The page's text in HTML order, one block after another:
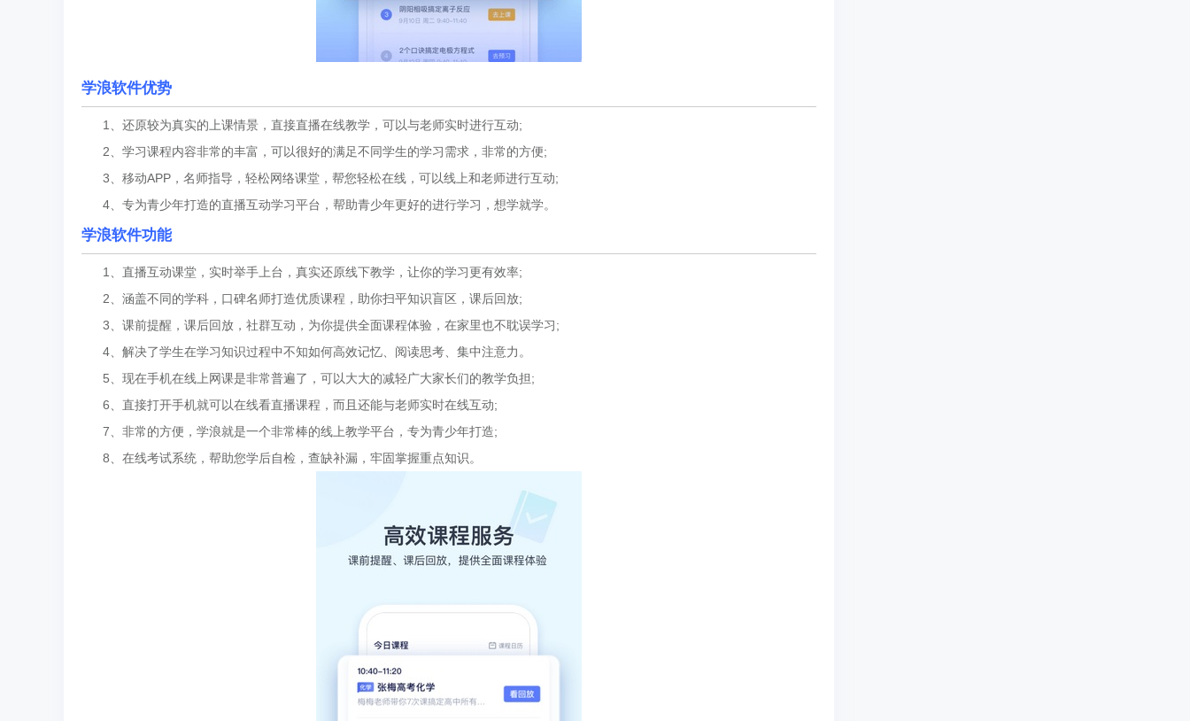
学浪软件优势
1、还原较为真实的上课情景，直接直播在线教学，可以与老师实时进行互动;
2、学习课程内容非常的丰富，可以很好的满足不同学生的学习需求，非常的方便;
3、移动APP，名师指导，轻松网络课堂，帮您轻松在线，可以线上和老师进行互动;
4、专为青少年打造的直播互动学习平台，帮助青少年更好的进行学习，想学就学。
学浪软件功能
1、直播互动课堂，实时举手上台，真实还原线下教学，让你的学习更有效率;
2、涵盖不同的学科，口碑名师打造优质课程，助你扫平知识盲区，课后回放;
3、课前提醒，课后回放，社群互动，为你提供全面课程体验，在家里也不耽误学习;
4、解决了学生在学习知识过程中不知如何高效记忆、阅读思考、集中注意力。
5、现在手机在线上网课是非常普遍了，可以大大的减轻广大家长们的教学负担;
6、直接打开手机就可以在线看直播课程，而且还能与老师实时在线互动;
7、非常的方便，学浪就是一个非常棒的线上教学平台，专为青少年打造;
8、在线考试系统，帮助您学后自检，查缺补漏，牢固掌握重点知识。